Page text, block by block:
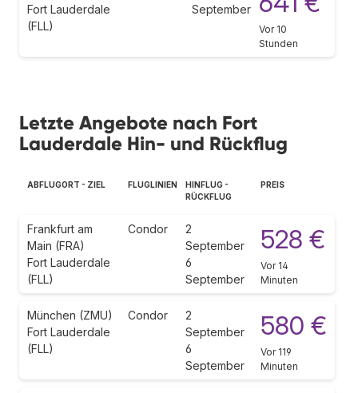
Fort Lauderdale
(FLL)
September
Vor 10
Stunden
Letzte Angebote nach Fort
Lauderdale Hin- und Rückflug
ABFLUGORT - ZIEL FLUGLINIEN
HINFLUG -
RÜCKFLUG
PREIS
Frankfurt am
Main (FRA)
Fort Lauderdale
(FLL)
Condor
2
September
6
September
528 €
Vor 14
Minuten
München (ZMU)
Fort Lauderdale
(FLL)
Condor
2
September
6
September
580 €
Vor 119
Minuten